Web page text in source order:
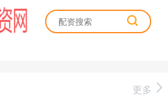
更多